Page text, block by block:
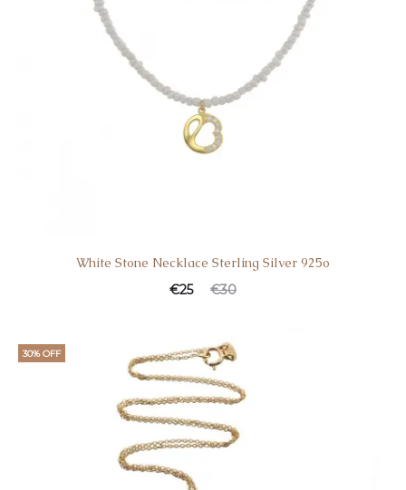
White Stone Necklace Sterling Silver 925o
€30
€25
30% OFF